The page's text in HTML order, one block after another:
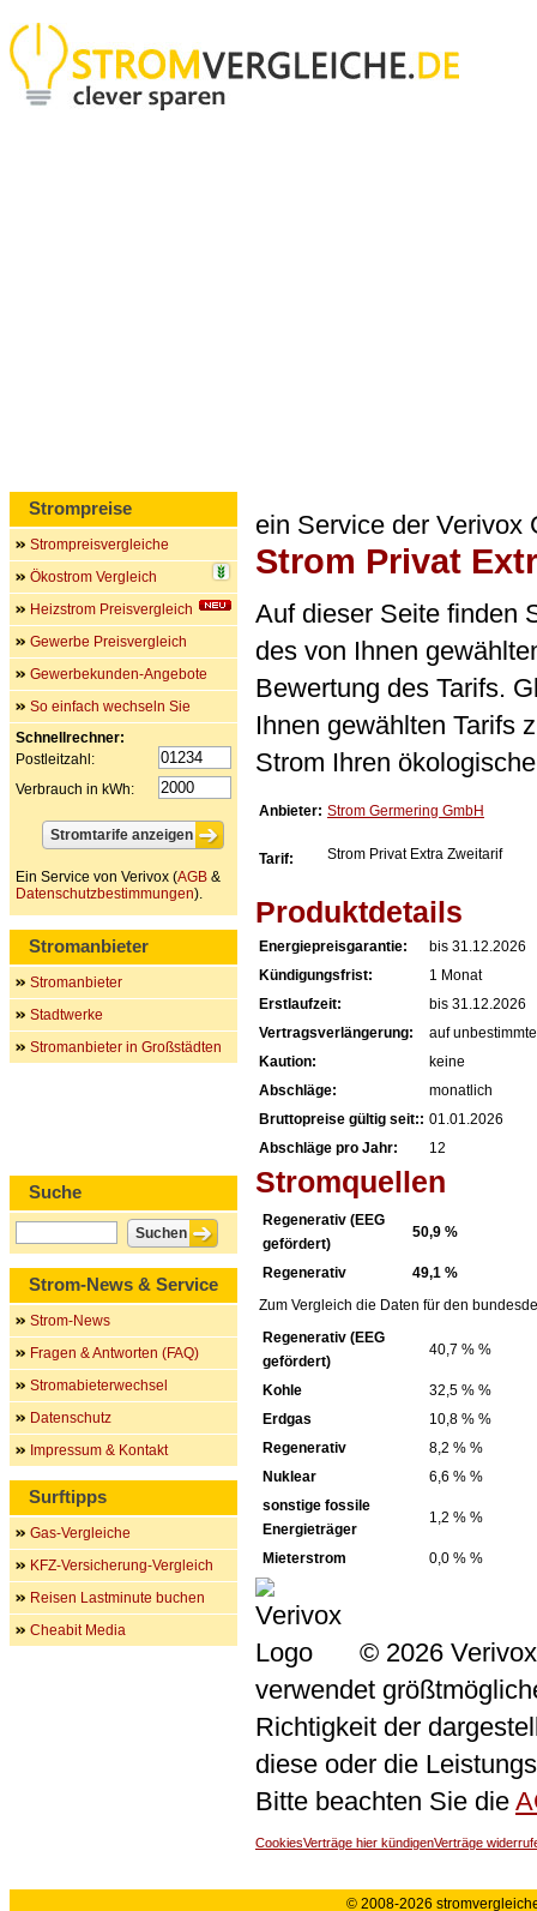
ein Service der Verivox
Strom Privat
Auf dieser Seite finden
des von Ihnen
Bewertung des Tarifs.
Ihnen gewählten Tarifs
Strom Ihren
Anbieter: Strom Germering GmbH
Tarif: Strom Privat Extra Zweitarif
Produktdetails
Energiepreisgarantie:
bis 31.12.2026
Kündigungsfrist:
1 Monat
Erstlaufzeit:
bis 31.12.2026
Vertragsverlängerung:
auf
Kaution:
keine
Abschläge:
monatlich
Bruttopreise gültig seit:: 01.01.2026
Abschläge pro Jahr:
12
Stromquellen
Regenerativ (EEG
gefördert)
50,9 %
Regenerativ
49,1 %
Zum Vergleich die Daten für den
Regenerativ (EEG
gefördert)
40,7 % %
Kohle
32,5 % %
Erdgas
10,8 % %
Regenerativ
8,2 % %
Nuklear
6,6 % %
sonstige fossile
Energieträger
1,2 % %
Mieterstrom 0,0 % %
© 2026
verwendet
Richtigkeit der
diese oder die
Bitte beachten Sie die
CookiesVerträge hier kündigenVerträge
Strompreise
Strompreisvergleiche
Ökostrom Vergleich
Heizstrom Preisvergleich
Gewerbe Preisvergleich
Gewerbekunden-Angebote
So einfach wechseln Sie
Schnellrechner:
Postleitzahl:
Verbrauch in kWh:
Ein Service von Verivox (AGB &
Datenschutzbestimmungen).
Stromanbieter
Stromanbieter
Stadtwerke
Stromanbieter in Großstädten
Suche
Strom-News & Service
Strom-News
Fragen & Antworten (FAQ)
Stromabieterwechsel
Datenschutz
Impressum & Kontakt
Surftipps
Gas-Vergleiche
KFZ-Versicherung-Vergleich
Reisen Lastminute buchen
Cheabit Media
© 2008-2026